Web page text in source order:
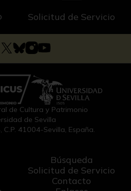
Solicitud de Servicio
de Cultura y Patrimonio
de Sevilla
C.P. 41004-Sevilla, España.
Búsqueda
Solicitud de Servicio
Contacto